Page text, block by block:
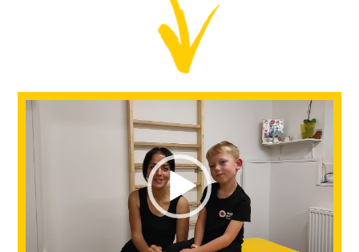
Video